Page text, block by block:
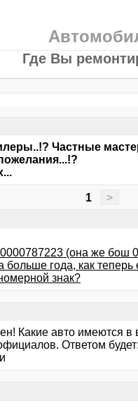
Где Вы
Частные
1 >
(она же бош
года, как
знак?
Какие авто имеются
Ответом